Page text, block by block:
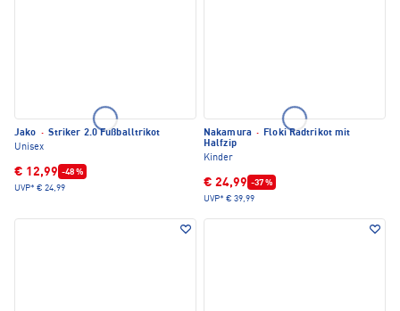
Jako · Striker 2.0 Fußballtrikot
Unisex
€ 12,99 -48 %
UVP* € 24,99
Nakamura · Floki Radtrikot mit
Halfzip
Kinder
€ 24,99 -37 %
UVP* € 39,99